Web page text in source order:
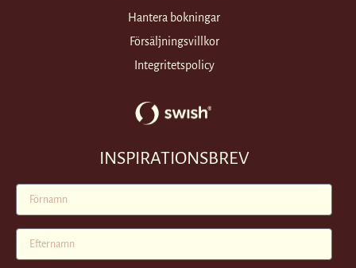
Hantera bokningar
Försäljningsvillkor
Integritetspolicy
INSPIRATIONSBREV